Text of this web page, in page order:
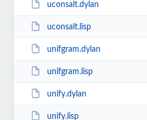
uconsalt.dylan
uconsalt.lisp
unifgram.dylan
unifgram.lisp
unify.dylan
unify.lisp